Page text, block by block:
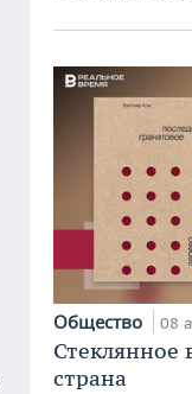
Общество 08
Стеклянное
страна